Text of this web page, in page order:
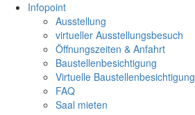
Infopoint
Ausstellung
virtueller Ausstellungsbesuch
Öffnungszeiten & Anfahrt
Baustellenbesichtigung
Virtuelle Baustellenbesichtigung
FAQ
Saal mieten